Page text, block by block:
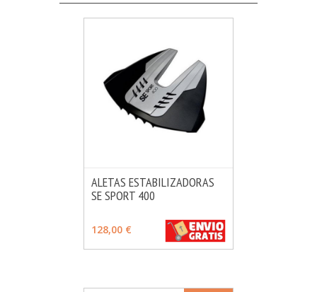
AÑADIR
ALETAS ESTABILIZADORAS
SE SPORT 400
128,00 €